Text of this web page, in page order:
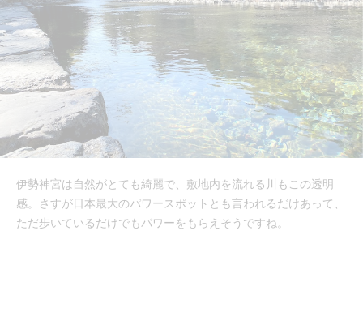
伊勢神宮は自然がとても綺麗で、敷地内を流れる川もこの透明
感。さすが日本最大のパワースポットとも言われるだけあって、
ただ歩いているだけでもパワーをもらえそうですね。